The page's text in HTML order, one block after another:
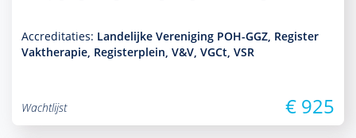
Accreditaties: Landelijke Vereniging POH-GGZ, Register
Vaktherapie, Registerplein, V&V, VGCt, VSR
Wachtlijst € 925